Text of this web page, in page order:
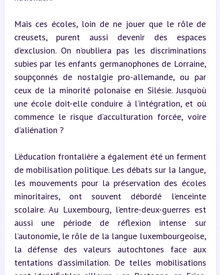
Mais ces écoles, loin de ne jouer que le rôle de
creusets, purent aussi devenir des espaces
d’exclusion. On n’oubliera pas les discriminations
subies par les enfants germanophones de Lorraine,
soupçonnés de nostalgie pro-allemande, ou par
ceux de la minorité polonaise en Silésie. Jusqu’où
une école doit-elle conduire à l’intégration, et où
commence le risque d’acculturation forcée, voire
d’aliénation ?
L’éducation frontalière a également été un ferment
de mobilisation politique. Les débats sur la langue,
les mouvements pour la préservation des écoles
minoritaires, ont souvent débordé l’enceinte
scolaire. Au Luxembourg, l’entre-deux-guerres est
aussi une période de réflexion intense sur
l’autonomie, le rôle de la langue luxembourgeoise,
la défense des valeurs autochtones face aux
tentations d’assimilation. De telles mobilisations